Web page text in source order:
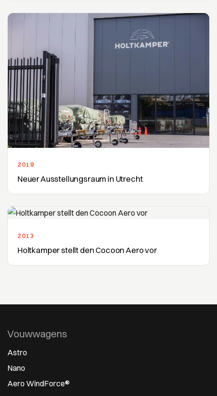
2019
Neuer Ausstellungsraum in Utrecht
2013
Holtkamper stellt den Cocoon Aero vor
Vouwwagens
Astro
Nano
Aero WindForce®